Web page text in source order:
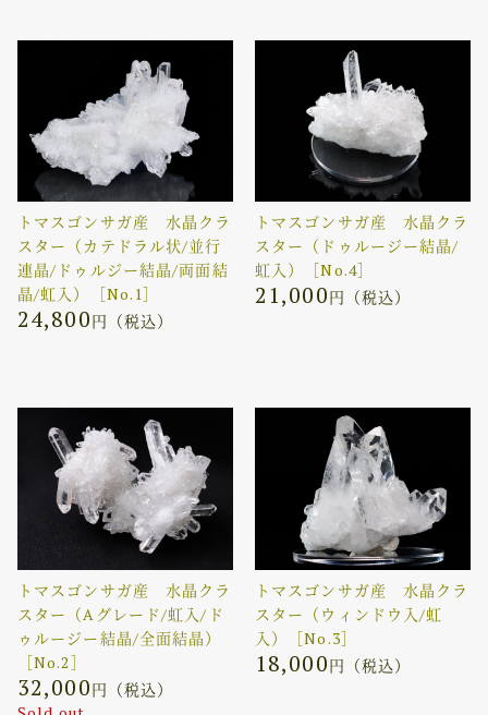
トマスゴンサガ産 水晶クラ
スター（カテドラル状/並行
連晶/ドゥルジー結晶/両面結
晶/虹入）［No.1］
24,800円（税込）
トマスゴンサガ産 水晶クラ
スター（ドゥルージー結晶/
虹入）［No.4］
21,000円（税込）
トマスゴンサガ産 水晶クラ
スター（Aグレード/虹入/ド
ゥルージー結晶/全面結晶）
［No.2］
32,000円（税込）
トマスゴンサガ産 水晶クラ
スター（ウィンドウ入/虹
入）［No.3］
18,000円（税込）